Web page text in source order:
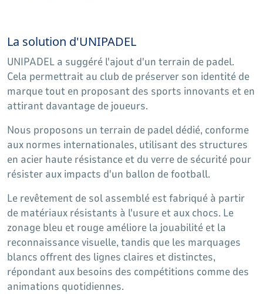
La solution d'UNIPADEL
UNIPADEL a suggéré l'ajout d'un terrain de padel.
Cela permettrait au club de préserver son identité de
marque tout en proposant des sports innovants et en
attirant davantage de joueurs.
Nous proposons un terrain de padel dédié, conforme
aux normes internationales, utilisant des structures
en acier haute résistance et du verre de sécurité pour
résister aux impacts d'un ballon de football.
Le revêtement de sol assemblé est fabriqué à partir
de matériaux résistants à l'usure et aux chocs. Le
zonage bleu et rouge améliore la jouabilité et la
reconnaissance visuelle, tandis que les marquages ​​
blancs offrent des lignes claires et distinctes,
répondant aux besoins des compétitions comme des
animations quotidiennes.